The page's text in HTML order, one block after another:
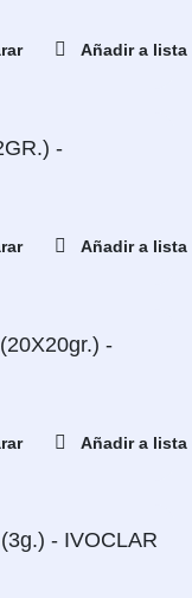
Añadir a lista
-
Añadir a lista
-
Añadir a lista
- IVOCLAR